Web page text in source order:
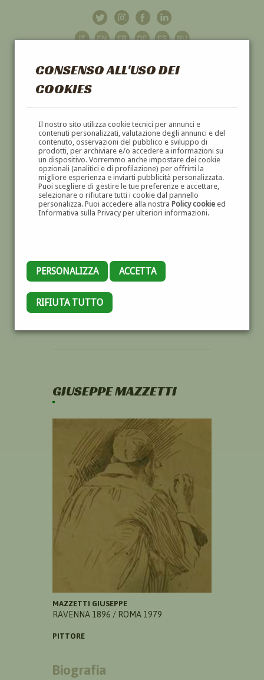
CONSENSO ALL'USO DEI
COOKIES
Il nostro sito utilizza cookie tecnici per annunci e
contenuti personalizzati, valutazione degli annunci e del
contenuto, osservazioni del pubblico e sviluppo di
prodotti, per archiviare e/o accedere a informazioni su
un dispositivo. Vorremmo anche impostare dei cookie
opzionali (analitici e di profilazione) per offrirti la
migliore esperienza e inviarti pubblicità personalizzata.
Puoi scegliere di gestire le tue preferenze e accettare,
selezionare o rifiutare tutti i cookie dal pannello
personalizza. Puoi accedere alla nostra Policy cookieed
Informativa sulla Privacy per ulteriori informazioni.
PERSONALIZZA ACCETTA
RIFIUTA TUTTO
GALLERIAD'ARTE
DIPINTI E SCULTURE '800 E '900
GIUSEPPE MAZZETTI
MAZZETTI GIUSEPPE
RAVENNA 1896 / ROMA 1979
PITTORE
Biografia